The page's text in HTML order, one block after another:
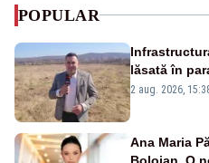
POPULAR
lăsată în
2 aug. 2026,
Ana Maria
Bolojan. O